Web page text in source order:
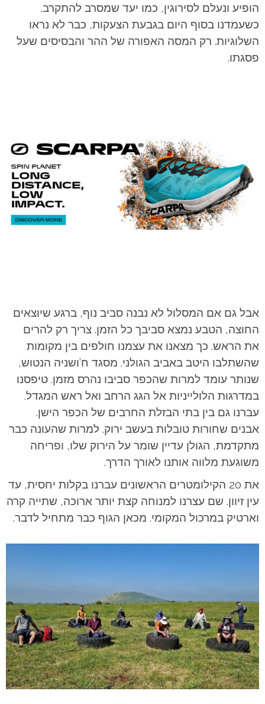
הופיע ונעלם לסירוגין, כמו יעד שמסרב להתקרב.
כשעמדנו בסוף היום בגבעת הצעקות, כבר לא נראו
השלוגיות. רק המסה האפורה של ההר והבסיסים שעל
פסגתו.
אבל גם אם המסלול לא נבנה סביב נוף, ברגע שיוצאים
החוצה, הטבע נמצא סביבך כל הזמן. צריך רק להרים
את הראש. כך מצאנו את עצמנו חולפים בין מקומות
שהשתלבו היטב באביב הגולני. מסגד ח’ושניה הנטוש,
שנותר עומד למרות שהכפר סביבו נהרס מזמן. טיפסנו
במדרגות הלולייניות אל הגג הרחב ואל ראש המגדל.
עברנו גם בין בתי הבזלת החרבים של הכפר הישן.
אבנים שחורות טובלות בעשב ירוק. למרות שהעונה כבר
מתקדמת, הגולן עדיין שומר על הירוק שלו, ופריחה
משוגעת מלווה אותנו לאורך הדרך.
את 20 הקילומטרים הראשונים עברנו בקלות יחסית, עד
עין זיוון. שם עצרנו למנוחה קצת יותר ארוכה, שתייה קרה
וארטיק במרכול המקומי. מכאן הגוף כבר מתחיל לדבר.